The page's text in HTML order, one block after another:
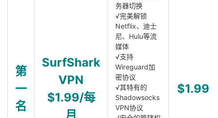
第
一
名
SurfShark
VPN
$1.99/每
月
务器切换
√完美解锁
Netflix、迪士
尼、Hulu等流
媒体
√支持
Wireguard加
密协议
√其特有的
Shadowsocks
VPN协议
$1.99